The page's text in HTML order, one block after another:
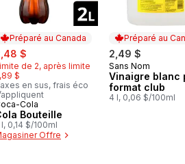
Préparé au Canada
$
de 2, après limite
$
en sus, frais éco
au Canada
Cola
Bouteille
l, 0,14 $/100ml
Offre
Préparé au
2,49 $
Préparé au
Sans Nom
Vinaigre blanc
format club
4 l, 0,06 $/100ml